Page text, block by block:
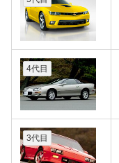
4代目
3代目